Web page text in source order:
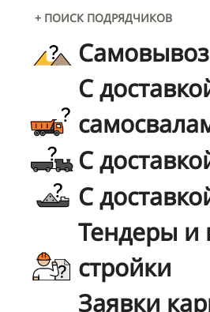
+ ПОИСК ПОДРЯДЧИКОВ
Самовывоз
С
С
С
Тендеры и
стройки
Заявки